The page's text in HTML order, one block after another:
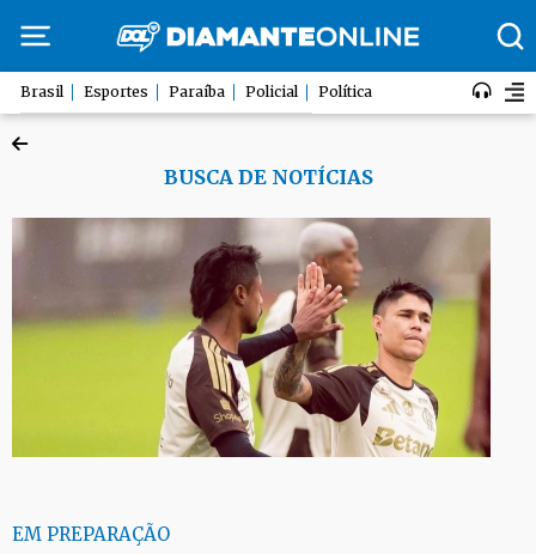
Brasil Esportes Paraíba Policial Política
BUSCA DE NOTÍCIAS
EM PREPARAÇÃO